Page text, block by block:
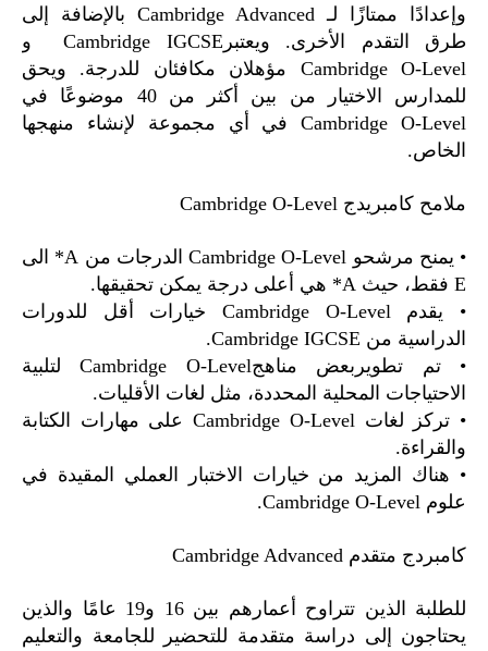
وإعدادًا ممتازًا لـ Cambridge Advanced بالإضافة إلى
طرق التقدم الأخرى. ويعتبرCambridge IGCSE و
Cambridge O-Level مؤهلان مكافئان للدرجة. ويحق
للمدارس الاختيار من بين أكثر من 40 موضوعًا في
Cambridge O-Level في أي مجموعة لإنشاء منهجها
الخاص.
ملامح كامبريدج Cambridge O-Level
• يمنح مرشحو Cambridge O-Level الدرجات من A* الى
E فقط، حيث A* هي أعلى درجة يمكن تحقيقها.
• يقدم Cambridge O-Level خيارات أقل للدورات
الدراسية من Cambridge IGCSE.
• تم تطويربعض مناهجCambridge O-Level لتلبية
الاحتياجات المحلية المحددة، مثل لغات الأقليات.
• تركز لغات Cambridge O-Level على مهارات الكتابة
والقراءة.
• هناك المزيد من خيارات الاختبار العملي المقيدة في
علوم Cambridge O-Level.
كامبردج متقدم Cambridge Advanced
للطلبة الذين تتراوح أعمارهم بين 16 و19 عامًا والذين
يحتاجون إلى دراسة متقدمة للتحضير للجامعة والتعليم